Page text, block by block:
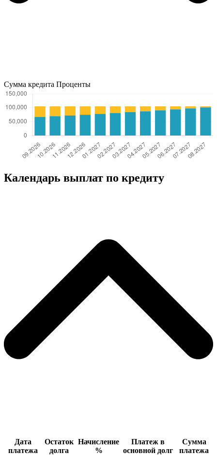
Сумма кредита Проценты
Календарь выплат по кредиту
Дата
платежа
Остаток
долга
Начисление
%
Платеж в
основной долг
Сумма
платежа